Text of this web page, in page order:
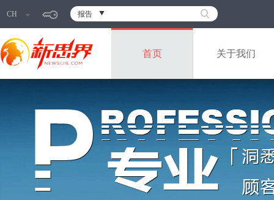
CH 报告
首页 关于我们